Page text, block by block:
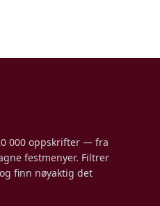
000 oppskrifter — fra
festmenyer. Filtrer
finn nøyaktig det